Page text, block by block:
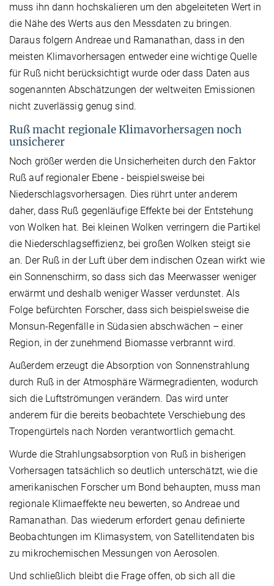
muss ihn dann hochskalieren um den abgeleiteten Wert in
die Nähe des Werts aus den Messdaten zu bringen.
Daraus folgern Andreae und Ramanathan, dass in den
meisten Klimavorhersagen entweder eine wichtige Quelle
für Ruß nicht berücksichtigt wurde oder dass Daten aus
sogenannten Abschätzungen der weltweiten Emissionen
nicht zuverlässig genug sind.
Ruß macht regionale Klimavorhersagen noch
unsicherer
Noch größer werden die Unsicherheiten durch den Faktor
Ruß auf regionaler Ebene - beispielsweise bei
Niederschlagsvorhersagen. Dies rührt unter anderem
daher, dass Ruß gegenläufige Effekte bei der Entstehung
von Wolken hat. Bei kleinen Wolken verringern die Partikel
die Niederschlagseffizienz, bei großen Wolken steigt sie
an. Der Ruß in der Luft über dem indischen Ozean wirkt wie
ein Sonnenschirm, so dass sich das Meerwasser weniger
erwärmt und deshalb weniger Wasser verdunstet. Als
Folge befürchten Forscher, dass sich beispielsweise die
Monsun-Regenfälle in Südasien abschwächen – einer
Region, in der zunehmend Biomasse verbrannt wird.
Außerdem erzeugt die Absorption von Sonnenstrahlung
durch Ruß in der Atmosphäre Wärmegradienten, wodurch
sich die Luftströmungen verändern. Das wird unter
anderem für die bereits beobachtete Verschiebung des
Tropengürtels nach Norden verantwortlich gemacht.
Wurde die Strahlungsabsorption von Ruß in bisherigen
Vorhersagen tatsächlich so deutlich unterschätzt, wie die
amerikanischen Forscher um Bond behaupten, muss man
regionale Klimaeffekte neu bewerten, so Andreae und
Ramanathan. Das wiederum erfordert genau definierte
Beobachtungen im Klimasystem, von Satellitendaten bis
zu mikrochemischen Messungen von Aerosolen.
Und schließlich bleibt die Frage offen, ob sich all die